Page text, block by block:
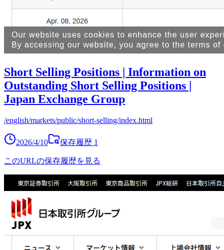
Short Selling Positions | Information on
Outstanding Short Selling Positions |
Japan Exchange Group
/english/markets/public/short-selling/index.html
2026/4/10 保存履歴 1
このURLの保存履歴を見る